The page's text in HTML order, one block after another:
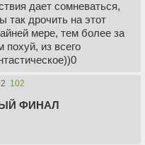
дает сомневаться,
так дрочить на этот
мере, тем более за
из всего
102
ФИНАЛ